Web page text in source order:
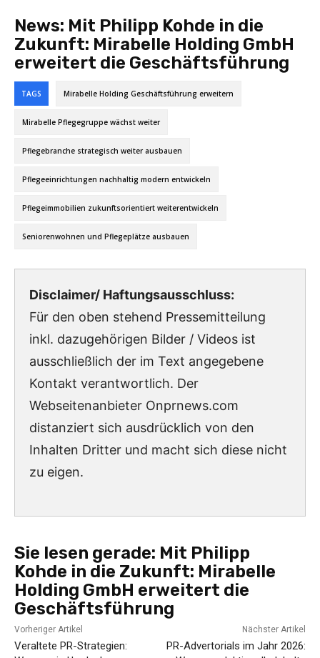
News: Mit Philipp Kohde in die
Zukunft: Mirabelle Holding GmbH
erweitert die Geschäftsführung
TAGS Mirabelle Holding Geschäftsführung erweitern
Mirabelle Pflegegruppe wächst weiter
Pflegebranche strategisch weiter ausbauen
Pflegeeinrichtungen nachhaltig modern entwickeln
Pflegeimmobilien zukunftsorientiert weiterentwickeln
Seniorenwohnen und Pflegeplätze ausbauen
Disclaimer/ Haftungsausschluss:
Für den oben stehend Pressemitteilung
inkl. dazugehörigen Bilder / Videos ist
ausschließlich der im Text angegebene
Kontakt verantwortlich. Der
Webseitenanbieter Onprnews.com
distanziert sich ausdrücklich von den
Inhalten Dritter und macht sich diese nicht
zu eigen.
Sie lesen gerade: Mit Philipp
Kohde in die Zukunft: Mirabelle
Holding GmbH erweitert die
Geschäftsführung
Vorheriger Artikel
Veraltete PR-Strategien:
Nächster Artikel
PR-Advertorials im Jahr 2026: